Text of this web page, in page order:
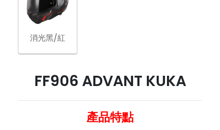
消光黑/紅
FF906 ADVANT KUKA
產品特點